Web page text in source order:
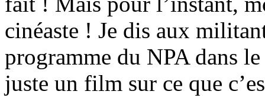
cinéaste ! Je dis aux
programme du NPA dans
juste un film sur ce que